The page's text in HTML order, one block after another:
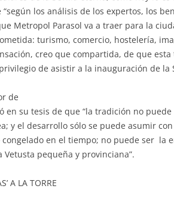
los análisis de los expertos, los
Metropol Parasol va a traer para la
turismo, comercio, hostelería,
creo que compartida, de que
de asistir a la inauguración de la
de
en su tesis de que “la tradición no
y el desarrollo sólo se puede asumir
en el tiempo; no puede ser la
pequeña y provinciana”.
A LA TORRE